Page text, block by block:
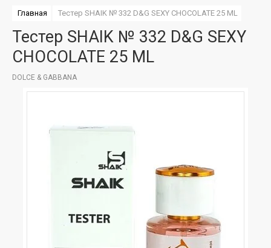
Главная Тестер SHAIK № 332 D&G SEXY CHOCOLATE 25 ML
Тестер SHAIK № 332 D&G SEXY
CHOCOLATE 25 ML
DOLCE & GABBANA